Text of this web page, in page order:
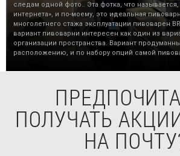
следам одной фото.. Эта фотка, что называется,
интернета», и по-моему, это идеальная
многолетнего стажа эксплуатации пивоварен
вариант пивоварни интересен как один из
организации пространства. Вариант
расположению, и по набору опций самой
ПОЛУЧАТЬ
НА